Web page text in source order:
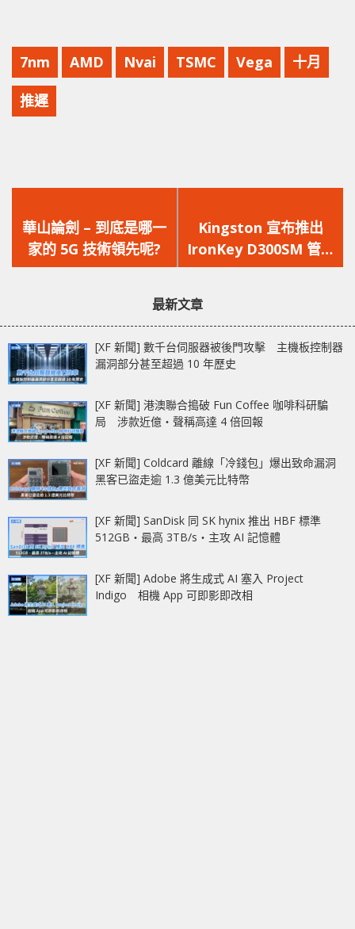
7nm AMD Nvai TSMC Vega 十月
推遲
一
篇
文
華山論劍 – 到底是哪一
家的 5G 技術領先呢?
一
篇
文
Kingston 宣布推出
IronKey D300SM 管理
型號加密隨身碟
最新文章
[XF 新聞] 數千台伺服器被後門攻擊 主機板控制器
漏洞部分甚至超過 10 年歷史
[XF 新聞] 港澳聯合搗破 Fun Coffee 咖啡科研騙
局 涉款近億‧聲稱高達 4 倍回報
[XF 新聞] Coldcard 離線「冷錢包」爆出致命漏洞
黑客已盜走逾 1.3 億美元比特幣
[XF 新聞] SanDisk 同 SK hynix 推出 HBF 標準
512GB‧最高 3TB/s‧主攻 AI 記憶體
[XF 新聞] Adobe 將生成式 AI 塞入 Project
Indigo 相機 App 可即影即改相